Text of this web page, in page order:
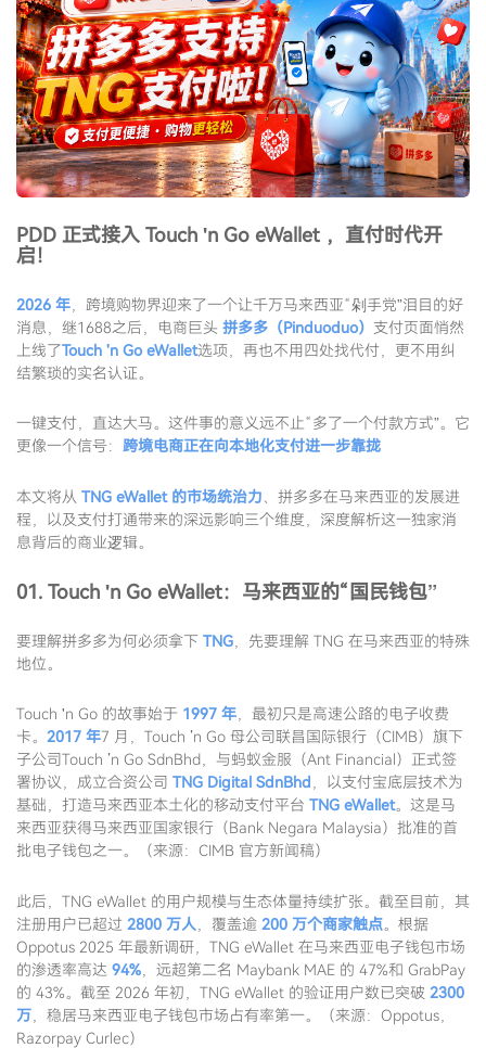
PDD 正式接入 Touch 'n Go eWallet ，直付时代开
启！
2026 年 ，跨境购物界迎来了一个让千万马来西亚“剁手党”泪目的好
消息，继1688之后，电商巨头 拼多多（Pinduoduo） 支付页面悄然
上线了Touch 'n Go eWallet选项，再也不用四处找代付，更不用纠
结繁琐的实名认证。
一键支付，直达大马。这件事的意义远不止“多了一个付款方式”。它
更像一个信号： 跨境电商正在向本地化支付进一步靠拢
本文将从 TNG eWallet 的市场统治力、拼多多在马来西亚的发展进
程，以及支付打通带来的深远影响三个维度，深度解析这一独家消
息背后的商业逻辑。
01. Touch 'n Go eWallet：马来西亚的“国民钱包”
要理解拼多多为何必须拿下 TNG ，先要理解 TNG 在马来西亚的特殊
地位。
Touch 'n Go 的故事始于 1997 年 ，最初只是高速公路的电子收费
卡。 2017 年7 月，Touch ’n Go 母公司联昌国际银行（CIMB）旗下
子公司Touch ’n Go SdnBhd，与蚂蚁金服（Ant Financial）正式签
署协议，成立合资公司 TNG Digital SdnBhd
，以支付宝底层技术为
基础，打造马来西亚本土化的移动支付平台 TNG eWallet。这是马
来西亚获得马来西亚国家银行（Bank Negara Malaysia）批准的首
批电子钱包之一。（来源：CIMB 官方新闻稿）
此后，TNG eWallet 的用户规模与生态体量持续扩张。截至目前，其
注册用户已超过 2800 万人 ，覆盖逾 200 万个商家触点。根据
Oppotus 2025 年最新调研，TNG eWallet 在马来西亚电子钱包市场
的渗透率高达 94% ，远超第二名 Maybank MAE 的 47%和 GrabPay
的 43%。截至 2026 年初，TNG eWallet 的验证用户数已突破 2300
万 ，稳居马来西亚电子钱包市场占有率第一。（来源：Oppotus，
Razorpay Curlec）